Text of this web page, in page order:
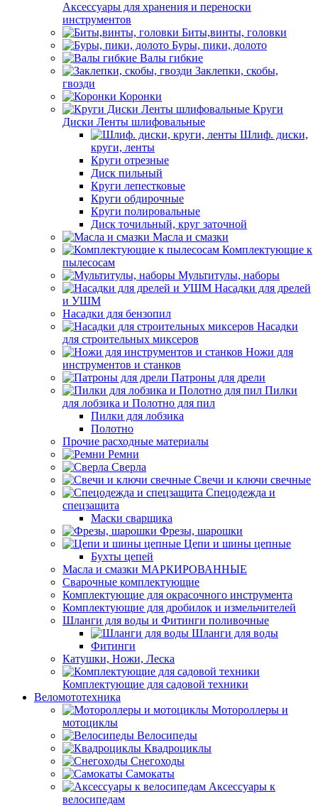
Аксессуары для хранения и переноски
инструментов
Биты,винты, головки
Буры, пики, долото
Валы гибкие
Заклепки, скобы,
гвозди
Коронки
Круги
Диски Ленты шлифовальные
Шлиф. диски,
круги, ленты
Круги отрезные
Диск пильный
Круги лепестковые
Круги обдирочные
Круги полировальные
Диск точильный, круг заточной
Масла и смазки
Комплектующие к
пылесосам
Мультитулы, наборы
Насадки для дрелей
и УШМ
Насадки для бензопил
Насадки
для строительных миксеров
Ножи для
инструментов и станков
Патроны для дрели
Пилки
для лобзика и Полотно для пил
Пилки для лобзика
Полотно
Прочие расходные материалы
Ремни
Сверла
Свечи и ключи свечные
Спецодежда и
спецзащита
Маски сварщика
Фрезы, шарошки
Цепи и шины цепные
Бухты цепей
Масла и смазки МАРКИРОВАННЫЕ
Сварочные комплектующие
Комплектующие для окрасочного инструмента
Комплектующие для дробилок и измельчителей
Шланги для воды и Фитинги поливочные
Шланги для воды
Фитинги
Катушки, Ножи, Леска
Комплектующие для садовой техники
Веломототехника
Мотороллеры и
мотоциклы
Велосипеды
Квадроциклы
Снегоходы
Самокаты
Аксессуары к
велосипедам